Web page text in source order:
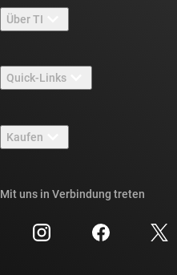
Über TI
Stellenangebote
Newsroom
Veranstaltungen
Investorenbeziehungen
Quick-Links
TI E2E™-Design-Support-Foren
Querverweis-Suche
Kundensupportzentrum
Kaufen
Mit uns in Verbindung treten